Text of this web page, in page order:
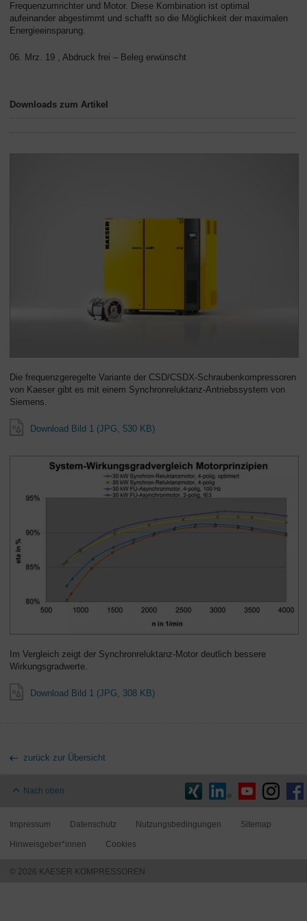
Frequenzumrichter und Motor. Diese Kombination ist optimal
aufeinander abgestimmt und schafft so die Möglichkeit der maximalen
Energieeinsparung.
06. Mrz. 19 , Abdruck frei – Beleg erwünscht
Downloads zum Artikel
Die frequenzgeregelte Variante der CSD/CSDX-Schraubenkompressoren
von Kaeser gibt es mit einem Synchronreluktanz-Antriebssystem von
Siemens.
Download Bild 1 (JPG, 530 KB)
Im Vergleich zeigt der Synchronreluktanz-Motor deutlich bessere
Wirkungsgradwerte.
Download Bild 1 (JPG, 308 KB)
zurück zur Übersicht
Nach oben
Impressum Datenschutz Nutzungsbedingungen Sitemap
Hinweisgeber*innen Cookies
© 2026 KAESER KOMPRESSOREN